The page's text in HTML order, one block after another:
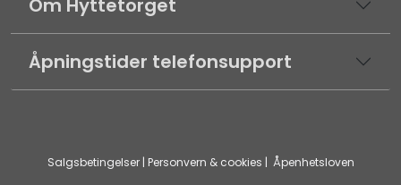
Om Hyttetorget
Åpningstider telefonsupport
Salgsbetingelser| Personvern & cookies | Åpenhetsloven